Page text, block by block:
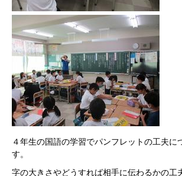
４年生の国語の学習でパンフレットの工夫に
す。
字の大きさやどうすれば相手に伝わるかの工